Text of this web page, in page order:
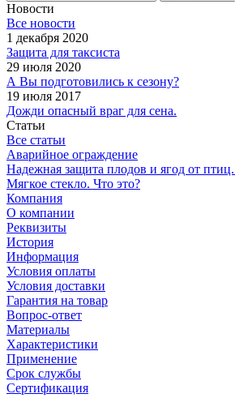
Новости
Все новости
1 декабря 2020
Защита для таксиста
29 июля 2020
А Вы подготовились к сезону?
19 июля 2017
Дожди опасный враг для сена.
Статьи
Все статьи
Аварийное ограждение
Надежная защита плодов и ягод от
Мягкое стекло. Что это?
Компания
О компании
Реквизиты
История
Информация
Условия оплаты
Условия доставки
Гарантия на товар
Вопрос-ответ
Материалы
Характеристики
Применение
Срок службы
Сертификация